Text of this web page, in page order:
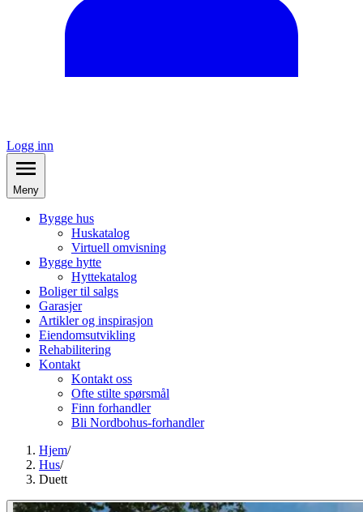
Logg inn
Meny
Bygge hus
Huskatalog
Virtuell omvisning
Bygge hytte
Hyttekatalog
Boliger til salgs
Garasjer
Artikler og inspirasjon
Eiendomsutvikling
Rehabilitering
Kontakt
Kontakt oss
Ofte stilte spørsmål
Finn forhandler
Bli Nordbohus-forhandler
Hjem/
Hus/
Duett